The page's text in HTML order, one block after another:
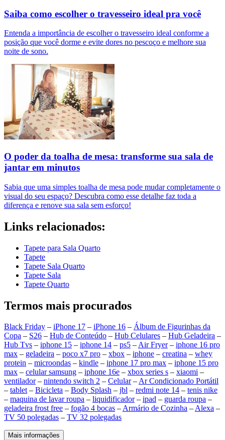
Saiba como escolher o travesseiro ideal pra você
Entenda a importância de escolher o travesseiro ideal conforme a
posição que você dorme e evite dores no pescoço e melhore sua
noite de sono.
O poder da toalha de mesa: transforme sua sala de
jantar em minutos
Sabia que uma simples toalha de mesa pode mudar completamente o
visual do seu espaço? Descubra como esse detalhe faz toda a
diferença e renove sua sala sem esforço!
Links relacionados:
Tapete para Sala Quarto
Tapete
Tapete Sala Quarto
Tapete Sala
Tapete Quarto
Termos mais procurados
Black Friday – iPhone 17 – iPhone 16 – Álbum de Figurinhas da
Copa – S26 – Hub de Conteúdo – Hub Celulares – Hub Geladeira –
Hub Tvs – iphone 15 – iphone 14 – ps5 –Air Fryer– iphone 16 pro
max – geladeira – poco x7 pro – xbox – iphone – creatina – whey
protein – microondas – kindle – iphone 17 pro max – iphone 15 pro
max – celular samsung – iphone 16e – xbox series s – xiaomi –
ventilador– nintendo switch 2 – Celular–Ar Condicionado Portátil
– tablet– Bicicleta – Body Splash – jbl – redmi note 14 – tenis nike
– maquina de lavar roupa – liquidificador– ipad – guarda roupa –
geladeira frost free – fogão 4 bocas –Armário de Cozinha –Alexa –
TV 50 polegadas – TV 32 polegadas
Mais informações